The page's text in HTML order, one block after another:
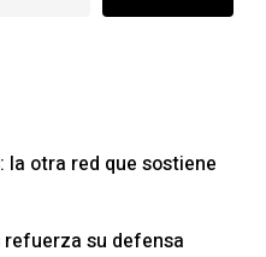
la otra red que sostiene
refuerza su defensa